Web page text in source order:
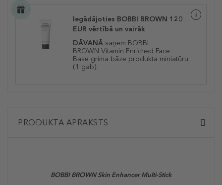
Iegādājoties BOBBI BROWN 120
EUR vērtībā un vairāk
DĀVANĀ saņem BOBBI
BROWN Vitamin Enriched Face
Base grima bāze produkta miniatūru
(1 gab).
PRODUKTA APRAKSTS
BOBBI BROWN Skin Enhancer Multi-Stick